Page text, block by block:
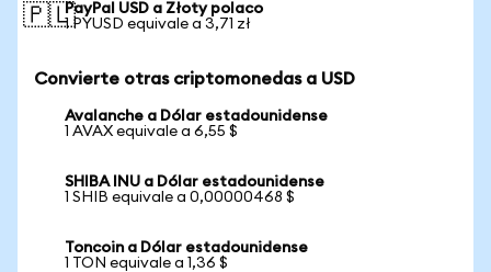
🇵🇱PayPal USD a Złoty polaco
1 PYUSD equivale a 3,71 zł
Convierte otras criptomonedas a USD
Avalanche a Dólar estadounidense
1 AVAX equivale a 6,55 $
SHIBA INU a Dólar estadounidense
1 SHIB equivale a 0,00000468 $
Toncoin a Dólar estadounidense
1 TON equivale a 1,36 $